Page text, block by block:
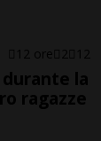
12 ore 2 12
la
ragazze